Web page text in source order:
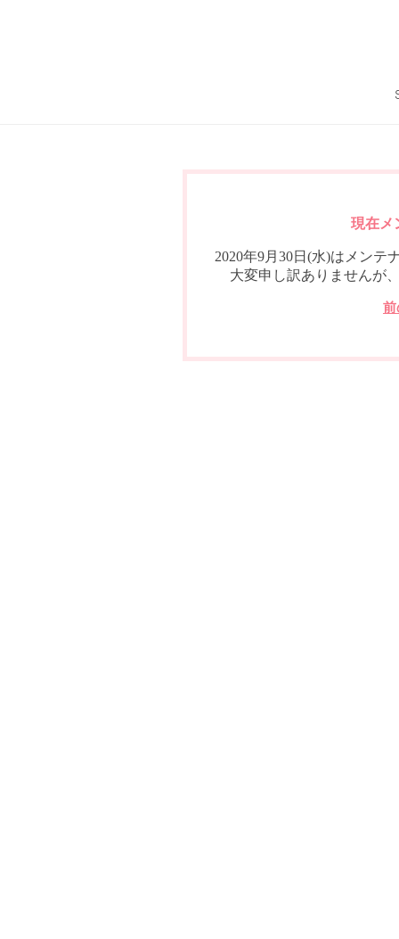
現在メ
2020年9月30日(水)はメンテ
大変申し訳ありませんが
前